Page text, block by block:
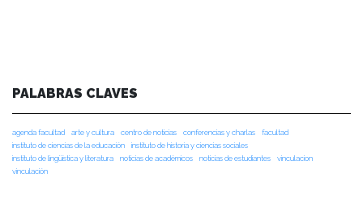
PALABRAS CLAVES
agenda facultad arte y cultura centro de noticias conferencias y charlas
facultad
instituto de ciencias de la educación
instituto de historia y ciencias sociales
instituto de lingüística y literatura
noticias de académicos noticias de estudiantes
vinculacion
vinculación